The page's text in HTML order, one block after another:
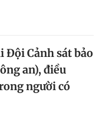
Đội Cảnh sát bảo
an), điều
người có